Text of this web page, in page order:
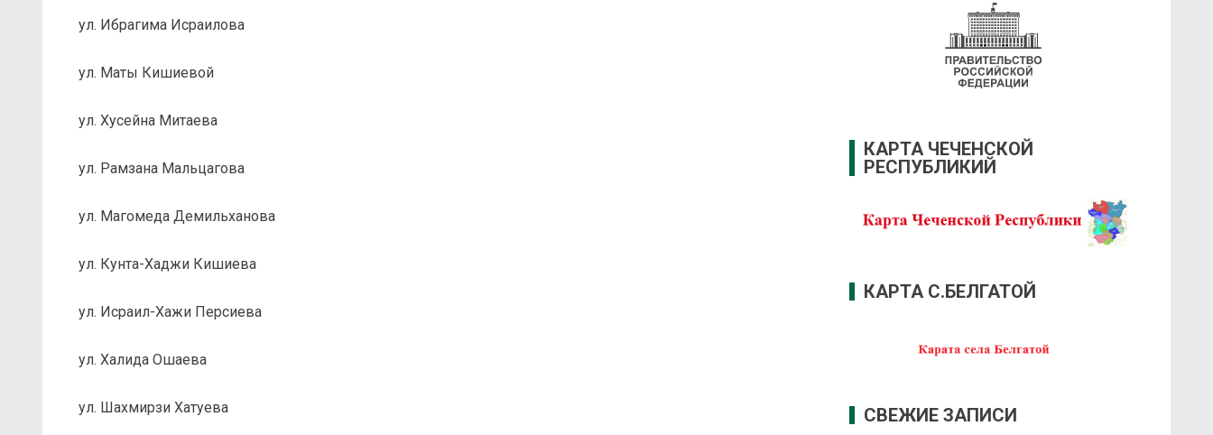
ул. Ибрагима Исраилова
ул. Маты Кишиевой
ул. Хусейна Митаева
ул. Рамзана Мальцагова
ул. Магомеда Демильханова
ул. Кунта-Хаджи Кишиева
ул. Исраил-Хажи Персиева
ул. Халида Ошаева
ул. Шахмирзи Хатуева
КАРТА ЧЕЧЕНСКОЙ
РЕСПУБЛИКИЙ
КАРТА С.БЕЛГАТОЙ
СВЕЖИЕ ЗАПИСИ